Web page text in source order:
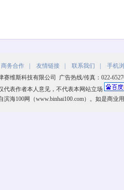
商务合作 友情链接 联系我们
手机
赛维斯科技有限公司 广告热线/传真：022-
代表作者本人意见，不代表本网站立场
滨海100网（www.binhai100.com）。如是商业